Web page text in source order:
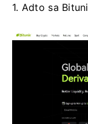
1. Adto sa